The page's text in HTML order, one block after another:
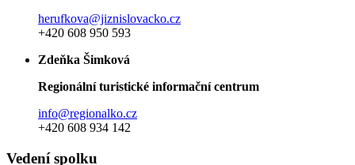
herufkova@jiznislovacko.cz
+420 608 950 593
Zdeňka Šimková
Regionální turistické informační centrum
info@regionalko.cz
+420 608 934 142
Vedení spolku